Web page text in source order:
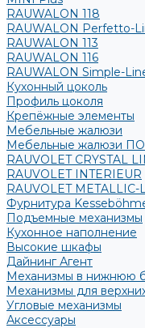
RAUWALON 118
RAUWALON Perfetto-
RAUWALON 113
RAUWALON 116
RAUWALON Simple-
Кухонный цоколь
Профиль цоколя
Крепёжные элементы
Мебельные жалюзи
Мебельные жалюзи
RAUVOLET CRYSTAL
RAUVOLET INTERIEUR
RAUVOLET METALLIC-
Фурнитура
Подъемные механизмы
Кухонное наполнение
Высокие шкафы
Дайнинг Агент
Механизмы в нижнюю
Механизмы для
Угловые механизмы
Аксессуары